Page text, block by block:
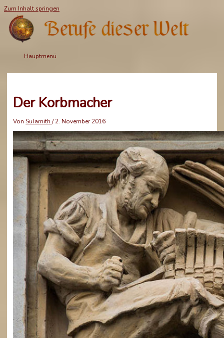
Zum Inhalt springen
Hauptmenü
Der Korbmacher
Von Sulamith/2. November 2016